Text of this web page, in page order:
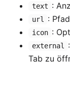
text :
url :
icon :
external
Tab zu